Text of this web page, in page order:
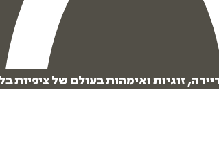
זוגיות ואימהות בעולם של ציפיות